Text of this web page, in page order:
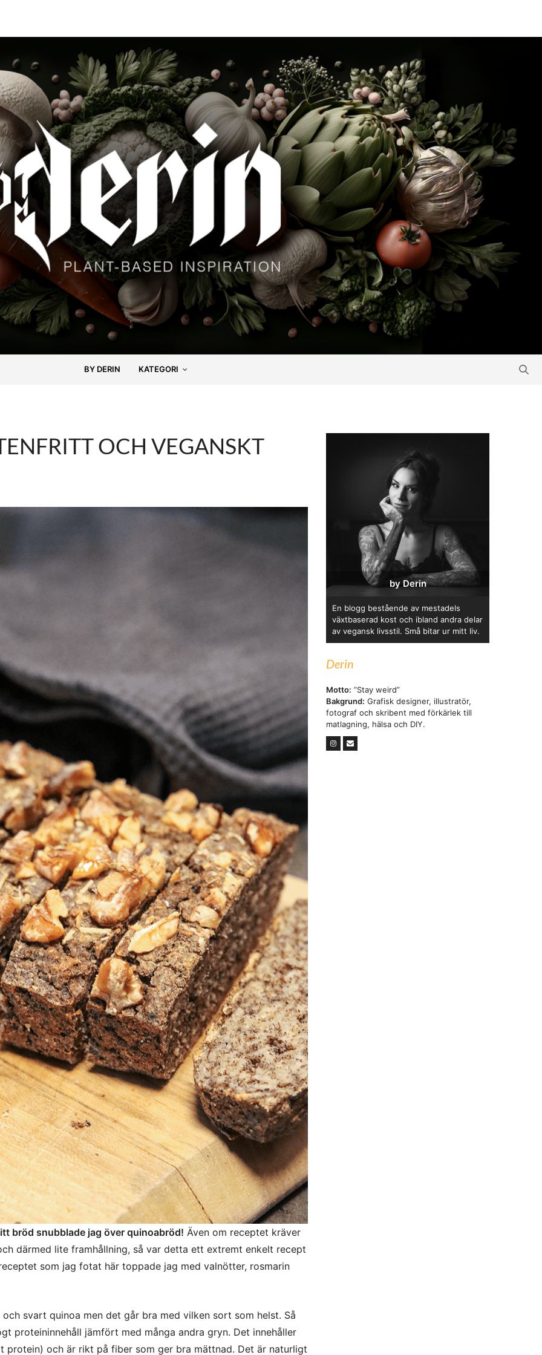
BY DERIN KATEGORI
OCH VEGANSKT
bröd snubblade jag över quinoabröd! Även om receptet kräver
därmed lite framhållning, så var detta ett extremt enkelt recept
som jag fotat här toppade jag med valnötter, rosmarin
svart quinoa men det går bra med vilken sort som helst. Så
proteininnehåll jämfört med många andra gryn. Det innehåller
protein) och är rikt på fiber som ger bra mättnad. Det är naturligt
by Derin
En blogg bestående av mestadels
växtbaserad kost och ibland andra delar
av vegansk livsstil. Små bitar ur mitt liv.
Derin
Motto: ”Stay weird”
Bakgrund: Grafisk designer, illustratör,
fotograf och skribent med förkärlek till
matlagning, hälsa och DIY.